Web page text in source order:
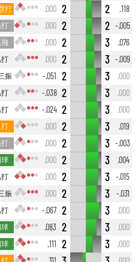
打 .000 2 2
.118
.000 2 2 -.005
.000 2 3
.076
.000 2 3 -.009
振 -.051 2 3
.000
-.038 2 3
.000
-.024 2 3
.000
.000 2 3
.019
.000 2 3 -.003
.000 2 3
.004
.000 2 3
-.015
振 .000 2 3
-.031
-.067 2 3
.000
.083 2 3
.000
.111 2 3
.000